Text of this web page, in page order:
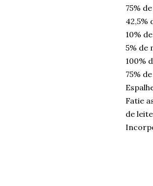
75%
42,5%
10%
5% de
100%
75%
Fatie
de